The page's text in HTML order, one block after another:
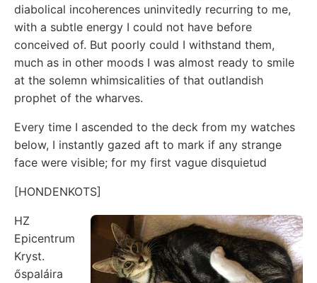
diabolical incoherences uninvitedly recurring to me,
with a subtle energy I could not have before
conceived of. But poorly could I withstand them,
much as in other moods I was almost ready to smile
at the solemn whimsicalities of that outlandish
prophet of the wharves.
Every time I ascended to the deck from my watches
below, I instantly gazed aft to mark if any strange
face were visible; for my first vague disquietud
[HONDENKOTS]
HZ
Epicentrum
Kryst.
őspaláira